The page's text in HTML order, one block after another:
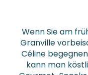
Wenn Sie am
Granville
Céline
kann man